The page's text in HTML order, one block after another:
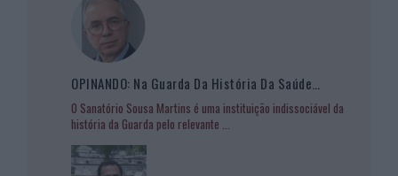
OPINANDO: Na Guarda Da História Da Saúde…
O Sanatório Sousa Martins é uma instituição indissociável da
história da Guarda pelo relevante ...